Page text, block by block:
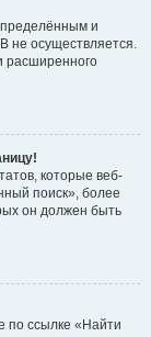
и
не осуществляется.
расширенного
которые веб-
поиск», более
он должен быть
по ссылке «Найти